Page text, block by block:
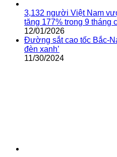
3,132 người Việt Nam
tăng 177% trong 9 tháng
12/01/2026
Đường sắt cao tốc Bắc-
đèn xanh’
11/30/2024